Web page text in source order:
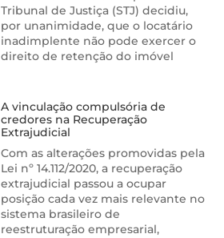
Tribunal de Justiça (STJ) decidiu,
por unanimidade, que o locatário
inadimplente não pode exercer o
direito de retenção do imóvel
A vinculação compulsória de
credores na Recuperação
Extrajudicial
Com as alterações promovidas pela
Lei nº 14.112/2020, a recuperação
extrajudicial passou a ocupar
posição cada vez mais relevante no
sistema brasileiro de
reestruturação empresarial,